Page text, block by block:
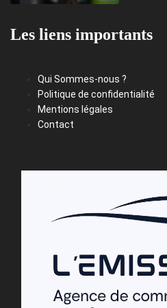
Les liens importants
Qui Sommes-nous ?
Politique de confidentialité
Mentions légales
Contact